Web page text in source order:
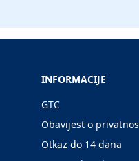
INFORMACIJE
GTC
Obavijest o
Otkaz do 14 dana